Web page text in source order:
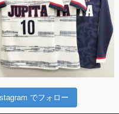
でフォロー